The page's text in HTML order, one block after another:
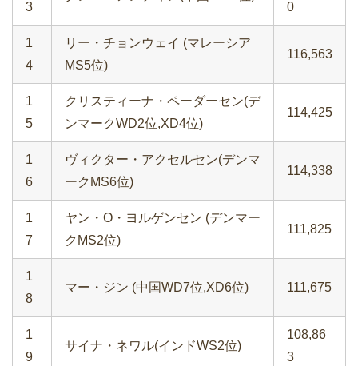
3
0
1
4
リー・チョンウェイ (マレーシア
MS5位)
116,563
1
5
クリスティーナ・ペーダーセン(デ
ンマークWD2位,XD4位)
114,425
1
6
ヴィクター・アクセルセン(デンマ
ークMS6位)
114,338
1
7
ヤン・O・ヨルゲンセン (デンマー
クMS2位)
111,825
1
8
マー・ジン (中国WD7位,XD6位) 111,675
1
9
サイナ・ネワル(インドWS2位)
108,86
3